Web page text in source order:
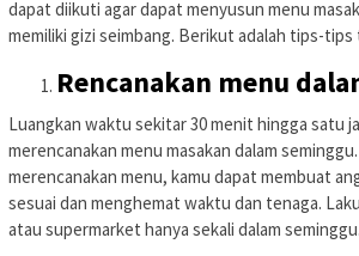
dapat diikuti agar dapat menyusun menu
memiliki gizi seimbang. Berikut adalah tips-
Rencanakan menu
Luangkan waktu sekitar 30 menit hingga satu
merencanakan menu masakan dalam
merencanakan menu, kamu dapat membuat
sesuai dan menghemat waktu dan tenaga.
atau supermarket hanya sekali dalam seminggu.